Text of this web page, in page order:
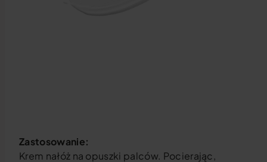
Zastosowanie:
Krem nałóż na opuszki palców. Pocierając,